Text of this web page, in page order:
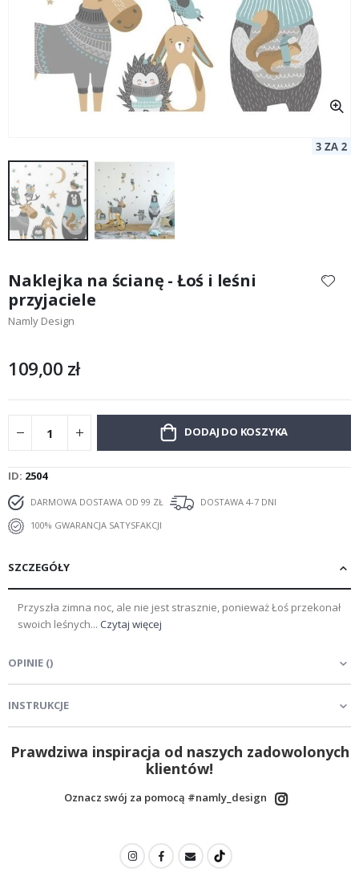
początek
galerii
Naklejka na ścianę - Łoś i leśni
przyjaciele
Namly Design
109,00 zł
DODAJ DO KOSZYKA
ID 2504
DARMOWA DOSTAWA OD 99 ZŁ
DOSTAWA 4-7 DNI
100% GWARANCJA SATYSFAKCJI
SZCZEGÓŁY
Przyszła zimna noc, ale nie jest strasznie, ponieważ Łoś przekonał
swoich leśnych... Czytaj więcej
OPINIE ()
INSTRUKCJE
Prawdziwa inspiracja od naszych zadowolonych
klientów!
Oznacz swój za pomocą #namly_design